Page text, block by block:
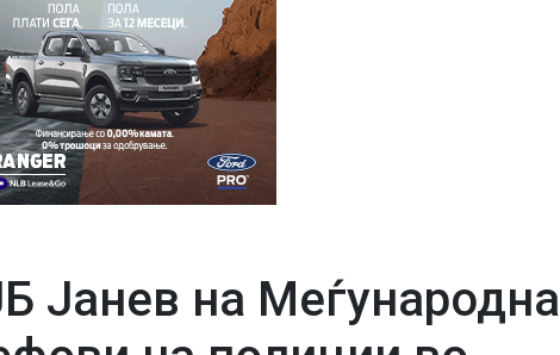
Јанев на Меѓународна